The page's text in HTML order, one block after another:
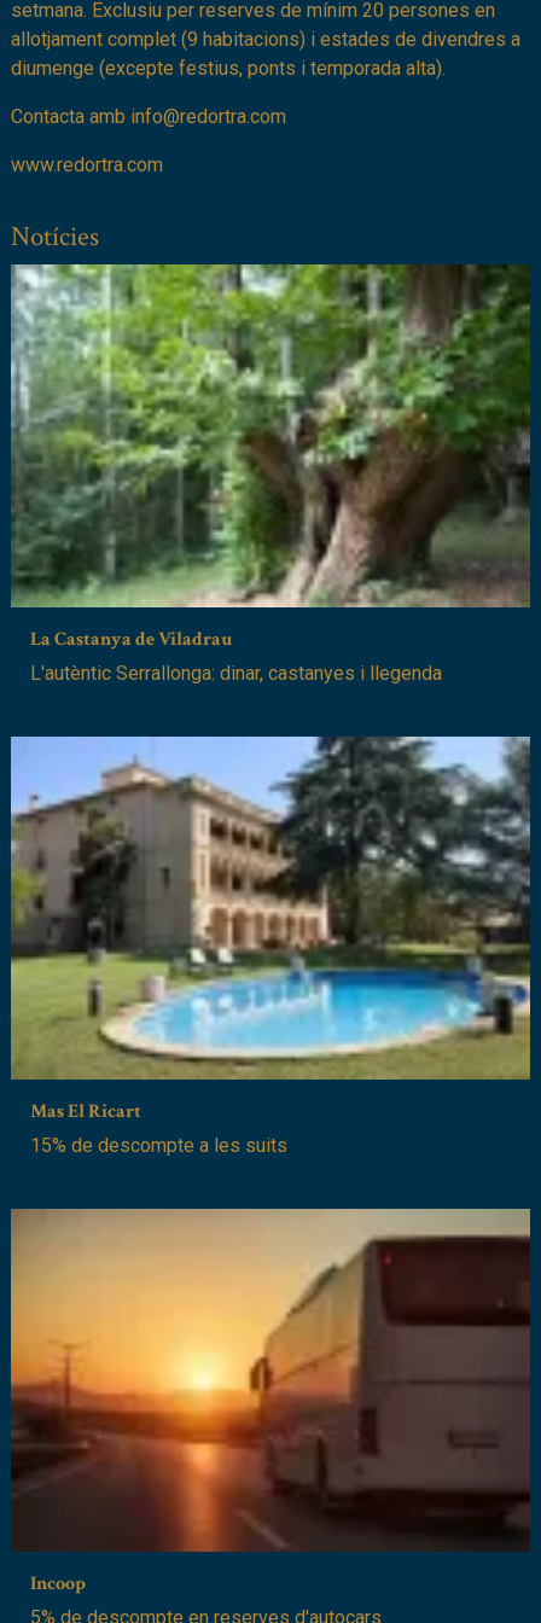
setmana. Exclusiu per reserves de mínim 20 persones en
allotjament complet (9 habitacions) i estades de divendres a
diumenge (excepte festius, ponts i temporada alta).
Contacta amb info@redortra.com
www.redortra.com
Notícies
La Castanya de Viladrau
L'autèntic Serrallonga: dinar, castanyes i llegenda
Mas El Ricart
15% de descompte a les suits
Incoop
5% de descompte en reserves d'autocars